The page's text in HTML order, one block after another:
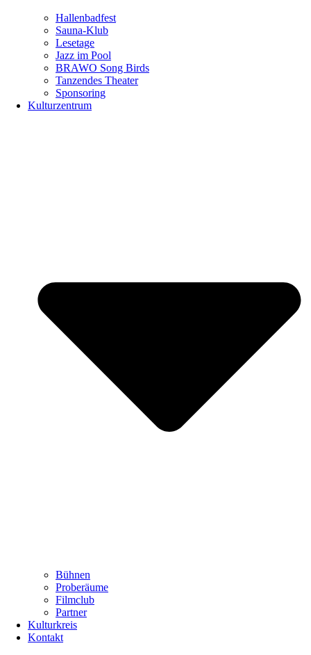
Hallenbadfest
Sauna-Klub
Lesetage
Jazz im Pool
BRAWO Song Birds
Tanzendes Theater
Sponsoring
Kulturzentrum
Bühnen
Proberäume
Filmclub
Partner
Kulturkreis
Kontakt